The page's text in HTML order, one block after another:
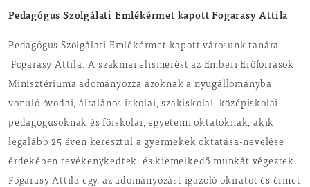
Pedagógus Szolgálati Emlékérmet kapott Fogarasy Attila
Pedagógus Szolgálati Emlékérmet kapott városunk tanára,
Fogarasy Attila. A szakmai elismerést az Emberi Erőforrások
Minisztériuma adományozza azoknak a nyugállományba
vonuló óvodai, általános iskolai, szakiskolai, középiskolai
pedagógusoknak és főiskolai, egyetemi oktatóknak, akik
legalább 25 éven keresztül a gyermekek oktatása-nevelése
érdekében tevékenykedtek, és kiemelkedő munkát végeztek.
Fogarasy Attila egy, az adományozást igazoló okiratot és érmet